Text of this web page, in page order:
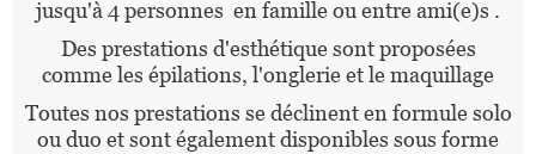
jusqu'à 4 personnes en famille ou entre ami(e)s .
Des prestations d'esthétique sont proposées
comme les épilations, l'onglerie et le maquillage
Toutes nos prestations se déclinent en formule solo
ou duo et sont également disponibles sous forme